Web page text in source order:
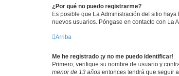
¿Por qué no puedo registrarme?
Es posible que La Administración del sitio
nuevos usuarios. Póngase en contacto con La
Arriba
Me he registrado ¡y no me puedo identificar!
Primero, verifique su nombre de usuario y
menor de 13 años entonces tendrá que seguir